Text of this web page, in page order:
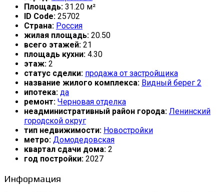
Площадь: 31.20 м²
ID Code: 25702
Страна: Россия
жилая площадь: 20.50
всего этажей: 21
площадь кухни: 4.30
этаж: 2
статус сделки: продажа от застройщика
название жилого комплекса: Видный берег 2
ипотека: да
ремонт: Черновая отделка
неадминистративный район города: Ленинский
городской округ
тип недвижимости: Новостройки
метро: Домодедовская
квартал сдачи дома: 2
год постройки: 2027
Информация